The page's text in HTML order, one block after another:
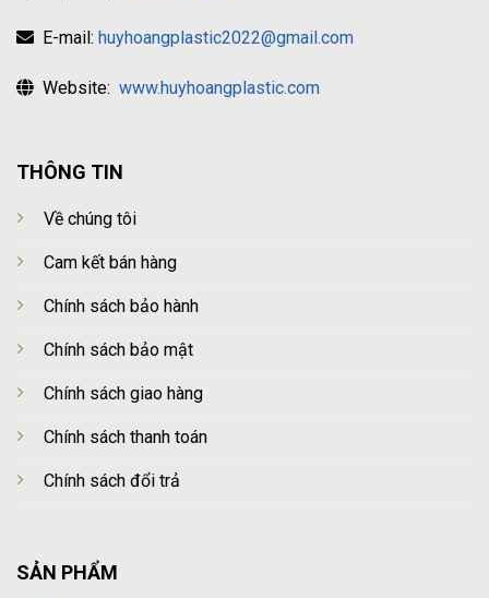
E-mail: huyhoangplastic2022@gmail.com
Website: www.huyhoangplastic.com
THÔNG TIN
Về chúng tôi
Cam kết bán hàng
Chính sách bảo hành
Chính sách bảo mật
Chính sách giao hàng
Chính sách thanh toán
Chính sách đổi trả
SẢN PHẨM